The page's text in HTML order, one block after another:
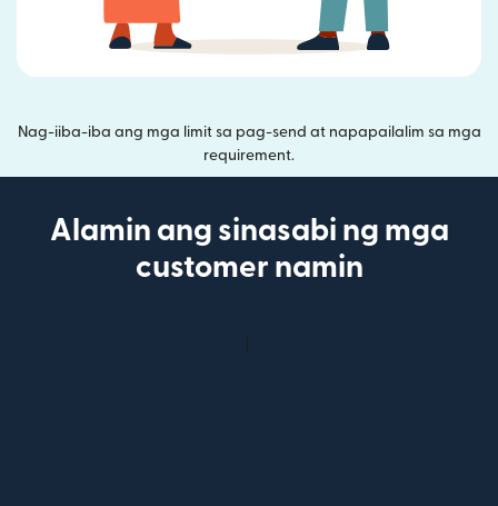
Nag-iiba-iba ang mga limit sa pag-send at napapailalim sa mga
requirement.
Alamin ang sinasabi ng mga
customer namin